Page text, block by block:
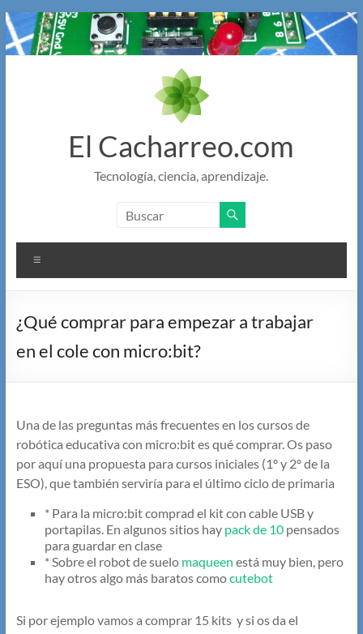
Saltar
al
contenido
El Cacharreo.com
Tecnología, ciencia, aprendizaje.
¿Qué comprar para empezar a trabajar
en el cole con micro:bit?
Una de las preguntas más frecuentes en los cursos de
robótica educativa con micro:bit es qué comprar. Os paso
por aquí una propuesta para cursos iniciales (1º y 2º de la
ESO), que también serviría para el último ciclo de primaria
* Para la micro:bit comprad el kit con cable USB y
portapilas. En algunos sitios haypack de 10pensados
para guardar en clase
* Sobre el robot de suelo maqueen está muy bien, pero
hay otros algo más baratos comocutebot
Si por ejemplo vamos a comprar 15 kits y si os da el